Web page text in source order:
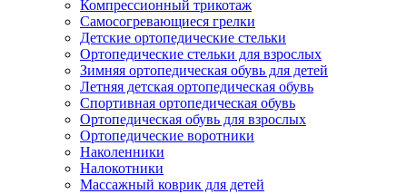
Компрессионный трикотаж
Самосогревающиеся грелки
Детские ортопедические стельки
Ортопедические стельки для взрослых
Зимняя ортопедическая обувь для детей
Летняя детская ортопедическая обувь
Спортивная ортопедическая обувь
Ортопедическая обувь для взрослых
Ортопедические воротники
Наколенники
Налокотники
Массажный коврик для детей